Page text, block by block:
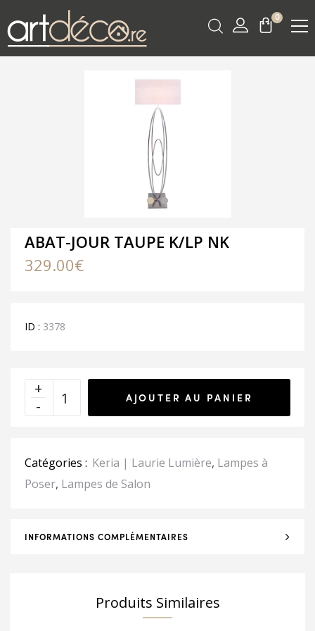
0
ABAT-JOUR TAUPE K/LP NK
329.00€
ID : 3378
AJOUTER AU PANIER
Catégories : Keria | Laurie Lumière, Lampes à
Poser, Lampes de Salon
INFORMATIONS COMPLÉMENTAIRES
Produits Similaires